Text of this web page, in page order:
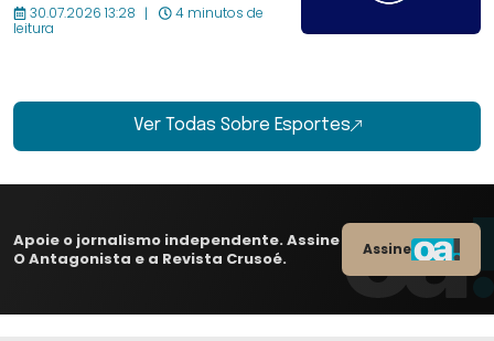
30.07.2026 13:28 4 minutos de
leitura
Ver Todas Sobre Esportes
Apoie o jornalismo independente. Assine
O Antagonista e a Revista Crusoé.
Assine